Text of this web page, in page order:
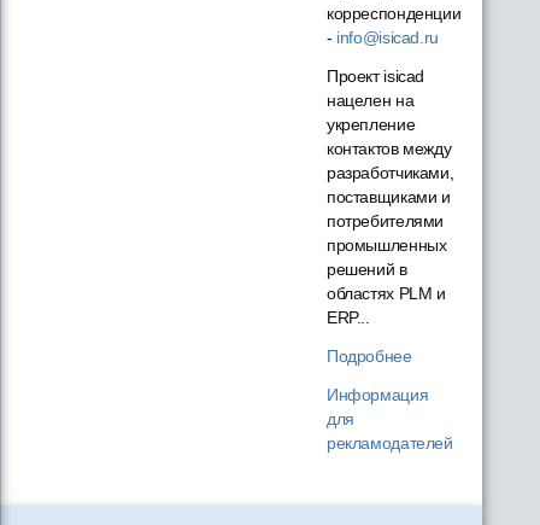
корреспонденции
- info@isicad.ru
Проект isicad
нацелен на
укрепление
контактов между
разработчиками,
поставщиками и
потребителями
промышленных
решений в
областях PLM и
ERP...
Подробнее
Информация
для
рекламодателей